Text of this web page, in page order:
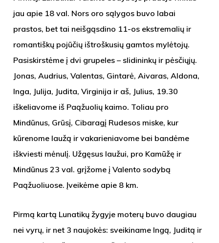
jau apie 18 val. Nors oro sąlygos buvo labai
prastos, bet tai neišgąsdino 11-os ekstremalių ir
romantiškų pojūčių ištroškusių gamtos mylėtojų.
Pasiskirstėme į dvi grupeles – slidininkų ir pėsčiųjų.
Jonas, Audrius, Valentas, Gintarė, Aivaras, Aldona,
Inga, Julija, Judita, Virginija ir aš, Julius, 19.30
iškeliavome iš Paąžuolių kaimo. Toliau pro
Mindūnus, Grūsį, Cibaragį Rudesos miske, kur
kūrenome laužą ir vakarieniavome bei bandėme
iškviesti mėnulį. Užgęsus laužui, pro Kamūžę ir
Mindūnus 23 val. grįžome į Valento sodybą
Paąžuoliuose. Įveikėme apie 8 km.
Pirmą kartą Lunatikų žygyje moterų buvo daugiau
nei vyrų, ir net 3 naujokės: sveikiname Ingą, Juditą ir